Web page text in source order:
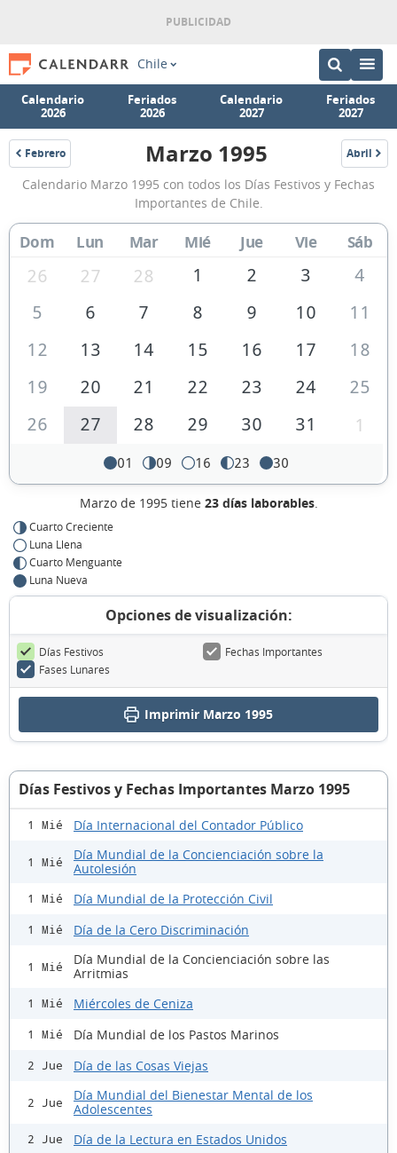
Chile
Calendario
2026
Feriados
2026
Calendario
2027
Feriados
2027
Febrero
1995
Calendario
Marzo
1995
de
Chile
Marzo 1995 Abril
1995
Calendario Marzo 1995 con todos los Días Festivos y Fechas
Importantes de Chile.
Dom Lun Mar Mié Jue Vie Sáb
26 27 28 1 2 3
4
5
6 7 8 9 10
11
12
13 14 15 16 17
18
19
20 21 22 23 24
25
26
27 28 29 30 31 1
01 09 16 23 30
Marzo de 1995 tiene 23 días laborables.
Cuarto Creciente
Luna Llena
Cuarto Menguante
Luna Nueva
Opciones de visualización:
Días Festivos
Fechas Importantes
Fases Lunares
Imprimir Marzo 1995
Días Festivos y Fechas Importantes Marzo 1995
1 Mié Día Internacional del Contador Público
1 Mié
Día Mundial de la Concienciación sobre la
Autolesión
1 Mié Día Mundial de la Protección Civil
1 Mié Día de la Cero Discriminación
1 Mié
Día Mundial de la Concienciación sobre las
Arritmias
1 Mié Miércoles de Ceniza
1 Mié Día Mundial de los Pastos Marinos
2 Jue Día de las Cosas Viejas
2 Jue
Día Mundial del Bienestar Mental de los
Adolescentes
2 Jue Día de la Lectura en Estados Unidos